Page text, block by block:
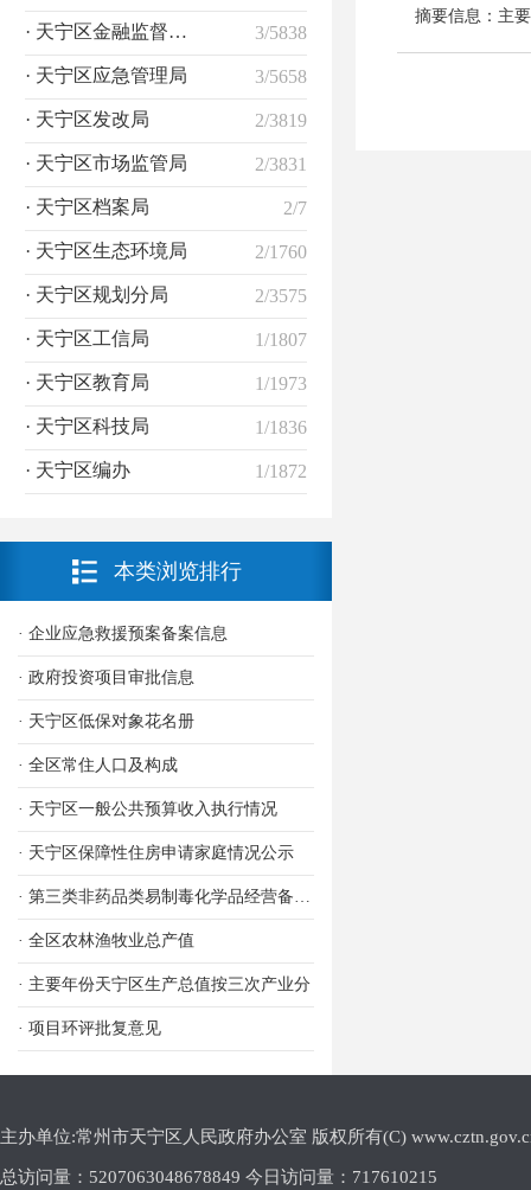
· 天宁区金融监督管理局 3/5838
· 天宁区应急管理局 3/5658
· 天宁区发改局 2/3819
· 天宁区市场监管局 2/3831
· 天宁区档案局 2/7
· 天宁区生态环境局 2/1760
· 天宁区规划分局 2/3575
· 天宁区工信局 1/1807
· 天宁区教育局 1/1973
· 天宁区科技局 1/1836
· 天宁区编办 1/1872
本类浏览排行
· 企业应急救援预案备案信息
· 政府投资项目审批信息
· 天宁区低保对象花名册
· 全区常住人口及构成
· 天宁区一般公共预算收入执行情况
· 天宁区保障性住房申请家庭情况公示
· 第三类非药品类易制毒化学品经营备案信息
· 全区农林渔牧业总产值
· 主要年份天宁区生产总值按三次产业分
· 项目环评批复意见
主办单位:常州市天宁区人民政府办公室 版权所有(C)
总访问量： 5207063048678849 今日访问量： 717610215